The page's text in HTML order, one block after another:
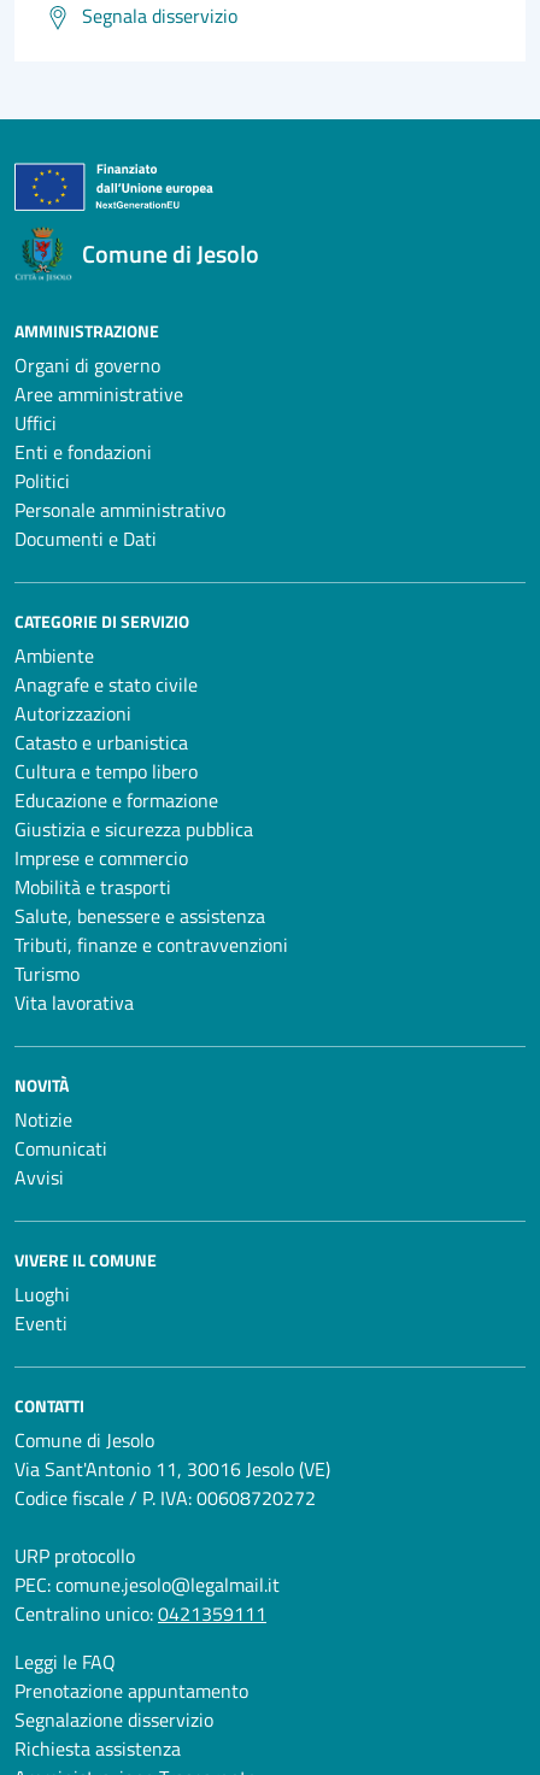
Segnala disservizio
Comune di Jesolo
AMMINISTRAZIONE
Organi di governo
Aree amministrative
Uffici
Enti e fondazioni
Politici
Personale amministrativo
Documenti e Dati
CATEGORIE DI SERVIZIO
Ambiente
Anagrafe e stato civile
Autorizzazioni
Catasto e urbanistica
Cultura e tempo libero
Educazione e formazione
Giustizia e sicurezza pubblica
Imprese e commercio
Mobilità e trasporti
Salute, benessere e assistenza
Tributi, finanze e contravvenzioni
Turismo
Vita lavorativa
NOVITÀ
Notizie
Comunicati
Avvisi
VIVERE IL COMUNE
Luoghi
Eventi
CONTATTI
Comune di Jesolo
Via Sant'Antonio 11, 30016 Jesolo (VE)
Codice fiscale / P. IVA: 00608720272
URP protocollo
PEC:comune.jesolo@legalmail.it
Centralino unico:0421359111
Leggi le FAQ
Prenotazione appuntamento
Segnalazione disservizio
Richiesta assistenza